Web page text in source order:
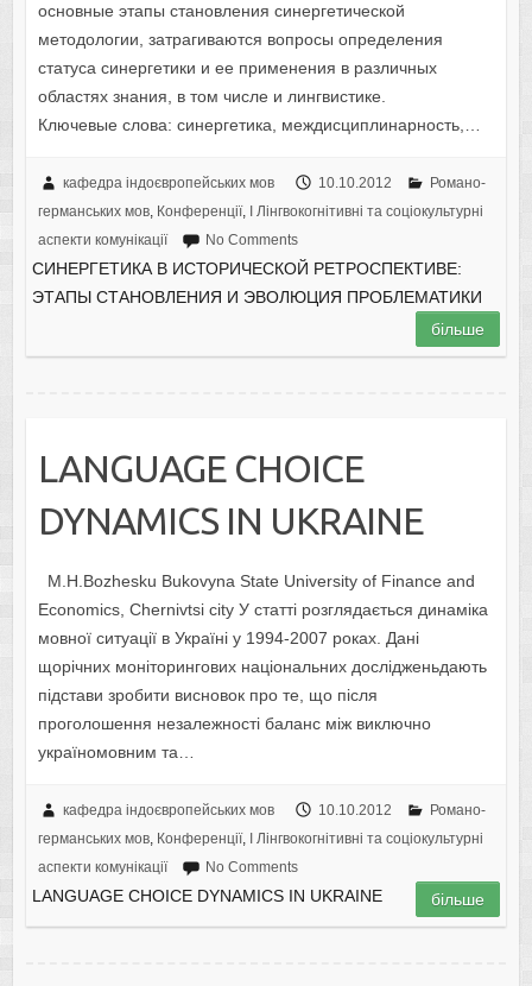
основные этапы становления синергетической
методологии, затрагиваются вопросы определения
статуса синергетики и ее применения в различных
областях знания, в том числе и лингвистике.
Ключевые слова: синергетика, междисциплинарность,…
кафедра індоєвропейських мов 10.10.2012
Романо-
германських мов, Конференції,
I Лінгвокогнітивні та соціокультурні
аспекти комунікації
No Comments
СИНЕРГЕТИКА В ИСТОРИЧЕСКОЙ РЕТРОСПЕКТИВЕ:
ЭТАПЫ СТАНОВЛЕНИЯ И ЭВОЛЮЦИЯ ПРОБЛЕМАТИКИ
більше
LANGUAGE CHOICE
DYNAMICS IN UKRAINE
М.H.Bozhesku Bukovyna State University of Finance and
Economics, Chernivtsi city У статті розглядається динаміка
мовної ситуації в Україні у 1994-2007 роках. Дані
щорічних моніторингових національних дослідженьдають
підстави зробити висновок про те, що після
проголошення незалежності баланс між виключно
україномовним та…
кафедра індоєвропейських мов 10.10.2012
Романо-
германських мов, Конференції, I Лінгвокогнітивні та соціокультурні
аспекти комунікації
No Comments
LANGUAGE CHOICE DYNAMICS IN UKRAINE більше